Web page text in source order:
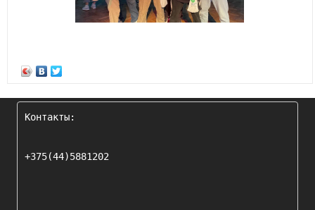
Контакты:
+375(44)5881202